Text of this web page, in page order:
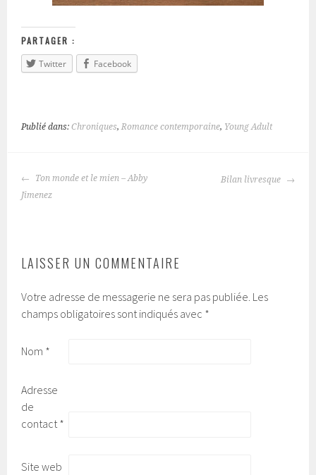
PARTAGER :
Twitter
Facebook
Publié dans:Chroniques, Romance contemporaine, Young Adult
NAVIGATION
Ton monde et le mien – Abby
Jimenez
Bilan livresque
LAISSER UN COMMENTAIRE
Votre adresse de messagerie ne sera pas publiée. Les
champs obligatoires sont indiqués avec *
Nom *
Adresse
de
contact*
Site web